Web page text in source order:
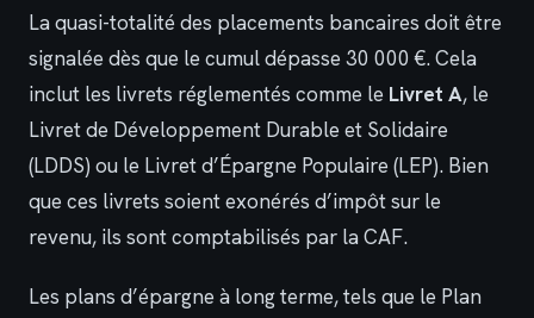
La quasi-totalité des placements bancaires doit être
signalée dès que le cumul dépasse 30 000 €. Cela
inclut les livrets réglementés comme le Livret A, le
Livret de Développement Durable et Solidaire
(LDDS) ou le Livret d’Épargne Populaire (LEP). Bien
que ces livrets soient exonérés d’impôt sur le
revenu, ils sont comptabilisés par la CAF.
Les plans d’épargne à long terme, tels que le Plan